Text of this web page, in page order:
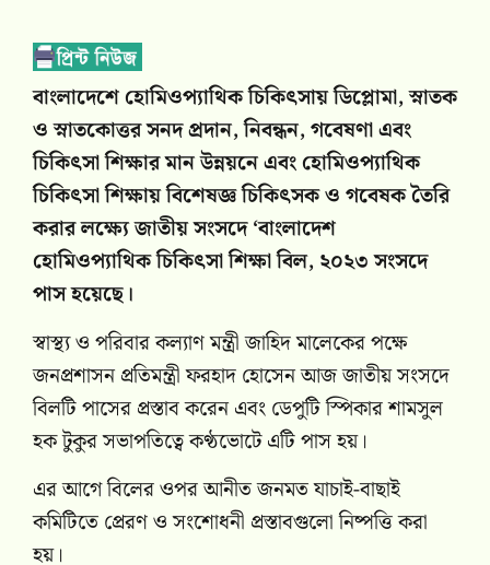
বাংলাদেশে হোমিওপ্যাথিক চিকিৎসায় ডিপ্লোমা, স্নাতক
ও স্নাতকোত্তর সনদ প্রদান, নিবন্ধন, গবেষণা এবং
চিকিৎসা শিক্ষার মান উন্নয়নে এবং হোমিওপ্যাথিক
চিকিৎসা শিক্ষায় বিশেষজ্ঞ চিকিৎসক ও গবেষক তৈরি
করার লক্ষ্যে জাতীয় সংসদে ‘বাংলাদেশ
হোমিওপ্যাথিক চিকিৎসা শিক্ষা বিল, ২০২৩ সংসদে
পাস হয়েছে।
স্বাস্থ্য ও পরিবার কল্যাণ মন্ত্রী জাহিদ মালেকের পক্ষে
জনপ্রশাসন প্রতিমন্ত্রী ফরহাদ হোসেন আজ জাতীয় সংসদে
বিলটি পাসের প্রস্তাব করেন এবং ডেপুটি স্পিকার শামসুল
হক টুকুর সভাপতিত্বে কণ্ঠভোটে এটি পাস হয়।
এর আগে বিলের ওপর আনীত জনমত যাচাই-বাছাই
কমিটিতে প্রেরণ ও সংশোধনী প্রস্তাবগুলো নিষ্পত্তি করা
হয়।